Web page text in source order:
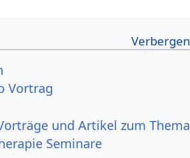
Vortrag
und Artikel zum Thema
Seminare